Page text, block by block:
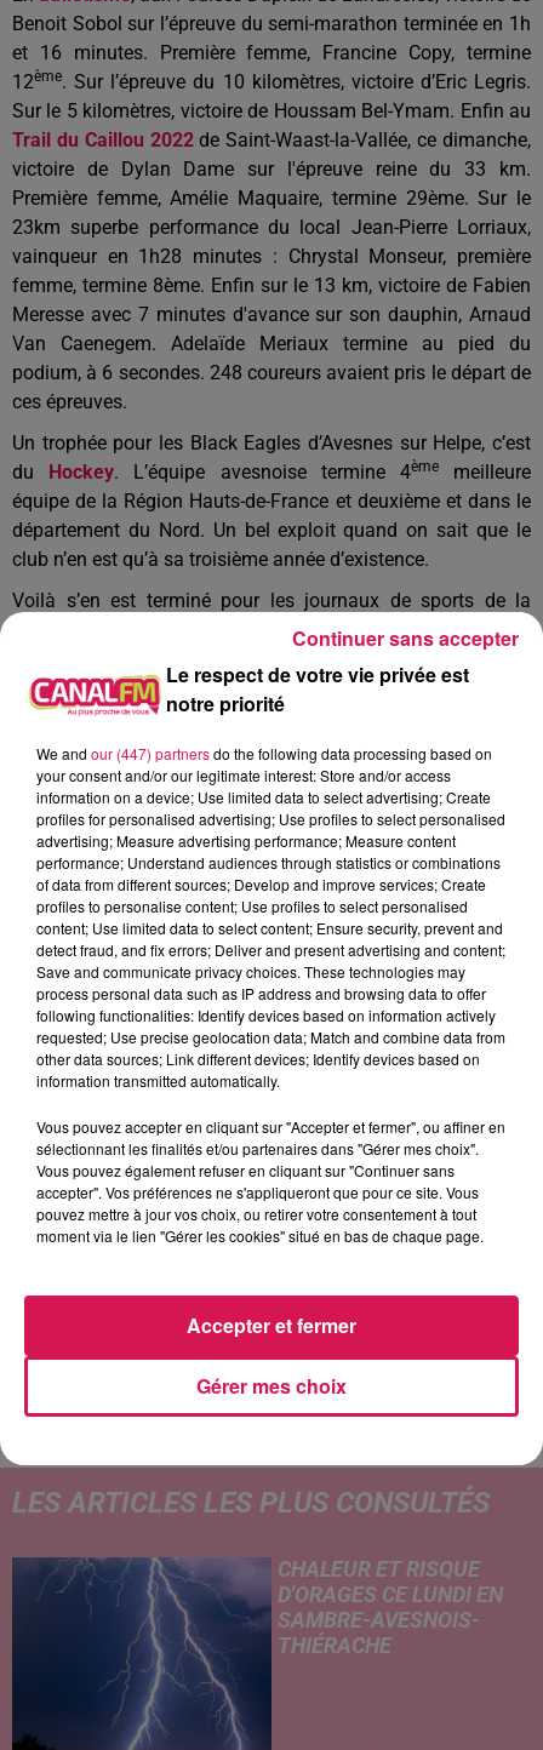
Benoit Sobol sur l’épreuve du semi-marathon terminée en 1h
et 16 minutes. Première femme, Francine Copy, termine
12ème. Sur l’épreuve du 10 kilomètres, victoire d’Eric Legris.
Sur le 5 kilomètres, victoire de Houssam Bel-Ymam. Enfin au
Trail du Caillou 2022 de Saint-Waast-la-Vallée, ce dimanche,
victoire de Dylan Dame sur l'épreuve reine du 33 km.
Première femme, Amélie Maquaire, termine 29ème. Sur le
23km superbe performance du local Jean-Pierre Lorriaux,
vainqueur en 1h28 minutes : Chrystal Monseur, première
femme, termine 8ème. Enfin sur le 13 km, victoire de Fabien
Meresse avec 7 minutes d'avance sur son dauphin, Arnaud
Van Caenegem. Adelaïde Meriaux termine au pied du
podium, à 6 secondes. 248 coureurs avaient pris le départ de
ces épreuves.
Un trophée pour les Black Eagles d’Avesnes sur Helpe, c’est
du Hockey. L’équipe avesnoise termine 4èmemeilleure
équipe de la Région Hauts-de-France et deuxième et dans le
département du Nord. Un bel exploit quand on sait que le
club n’en est qu’à sa troisième année d’existence.
Voilà s’en est terminé pour les journaux de sports de la
saison 2021-2022. On se retrouve à la rentrée !
À L'ANTENNE
0h00 - 1h00
Club'in Canal fm By Nexxyo
13h29
13h29 13h23
13h23
World Hold On
13h20
13h20
LES ARTICLES LES PLUS CONSULTÉS
CHALEUR ET RISQUE
D'ORAGES CE LUNDI EN
SAMBRE-AVESNOIS-
THIÉRACHE
Le respect de votre vie privée est
notre priorité
We and our (447) partnersdo the following data processing based on
your consent and/or our legitimate interest: Store and/or access
information on a device; Use limited data to select advertising; Create
profiles for personalised advertising; Use profiles to select personalised
advertising; Measure advertising performance; Measure content
performance; Understand audiences through statistics or combinations
of data from different sources; Develop and improve services; Create
profiles to personalise content; Use profiles to select personalised
content; Use limited data to select content; Ensure security, prevent and
detect fraud, and fix errors; Deliver and present advertising and content;
Save and communicate privacy choices. These technologies may
process personal data such as IP address and browsing data to offer
following functionalities: Identify devices based on information actively
requested; Use precise geolocation data; Match and combine data from
other data sources; Link different devices; Identify devices based on
information transmitted automatically.
Vous pouvez accepter en cliquant sur "Accepter et fermer", ou affiner en
sélectionnant les finalités et/ou partenaires dans "Gérer mes choix".
Vous pouvez également refuser en cliquant sur "Continuer sans
accepter". Vos préférences ne s'appliqueront que pour ce site. Vous
pouvez mettre à jour vos choix, ou retirer votre consentement à tout
moment via le lien "Gérer les cookies" situé en bas de chaque page.
Gérer mes choix
Accepter et fermer
Continuer sans accepter